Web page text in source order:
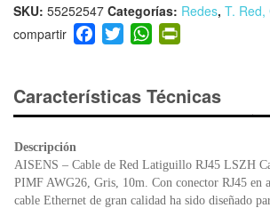
SKU: 55252547 Categorías: Redes, T. Red,
F
a
e
b
o
k
T
wi
er
W
h
s
A
p
ri
e
dl
y
Características Técnicas
Descripción
AISENS – Cable de Red Latiguillo RJ45 LSZH
PIMF AWG26, Gris, 10m. Con conector RJ45 en
cable Ethernet de gran calidad ha sido diseñado